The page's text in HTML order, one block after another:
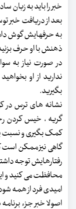
خبر را باید به زبان
بعد از دریافت خبر
به حرفهایش گوش
ذهنش با او حرف
در صورت نیاز به
ندارید از او
بگیرید.
نشانه های ترس در
گریه ، خیس کردن
کمک بگیری و نسبت
گاهی نیز ممکن است
رفتارهایش توجه
محافظت می کنید و
امیدی فرد از همه
اصولا خبر جزء